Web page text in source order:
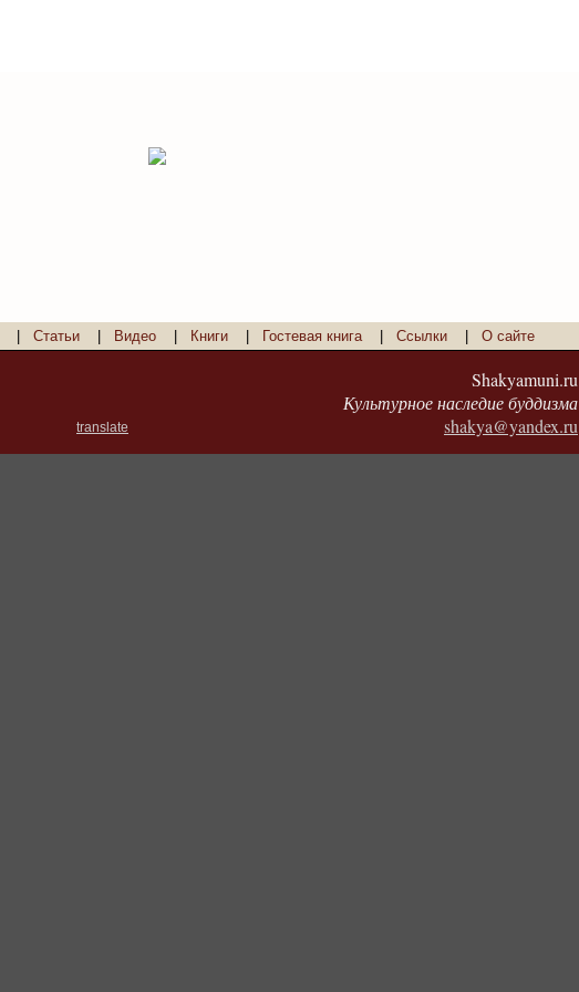
Статьи Видео Книги Гостевая книга| Ссылки О сайте
translate
Shakyamuni.ru
Культурное наследие буддизма
shakya@yandex.ru